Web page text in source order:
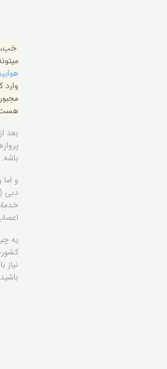
خب،
بعد
باشه. این ۶ ماه خیلی مهمه؛ اگه کمتر باشه، ممکنه حتی اجازه خروج از کشور رو
و
دبی
یه